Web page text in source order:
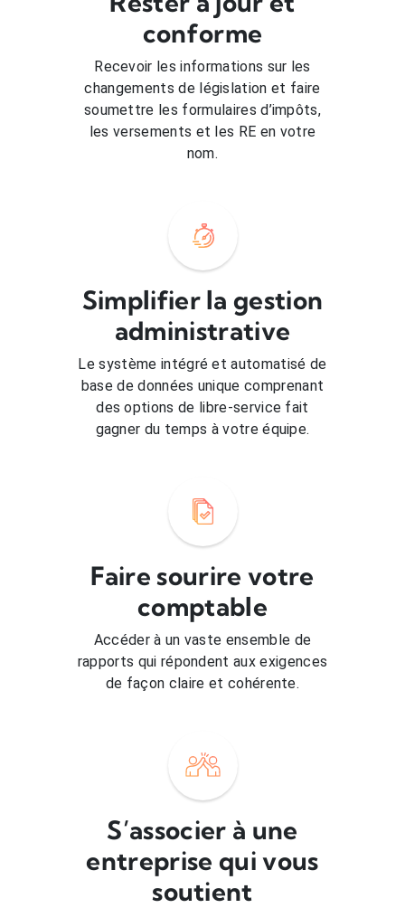
conforme
Recevoir les informations sur les
changements de législation et faire
soumettre les formulaires d’impôts,
les versements et les RE en votre
nom.
Simplifier la gestion
administrative
Le système intégré et automatisé de
base de données unique comprenant
des options de libre-service fait
gagner du temps à votre équipe.
Faire sourire votre
comptable
Accéder à un vaste ensemble de
rapports qui répondent aux exigences
de façon claire et cohérente.
S’associer à une
entreprise qui vous
soutient